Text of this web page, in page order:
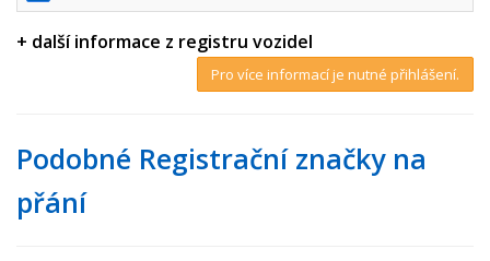
+ další informace z registru vozidel
Pro více informací je nutné přihlášení.
Podobné Registrační značky na
přání